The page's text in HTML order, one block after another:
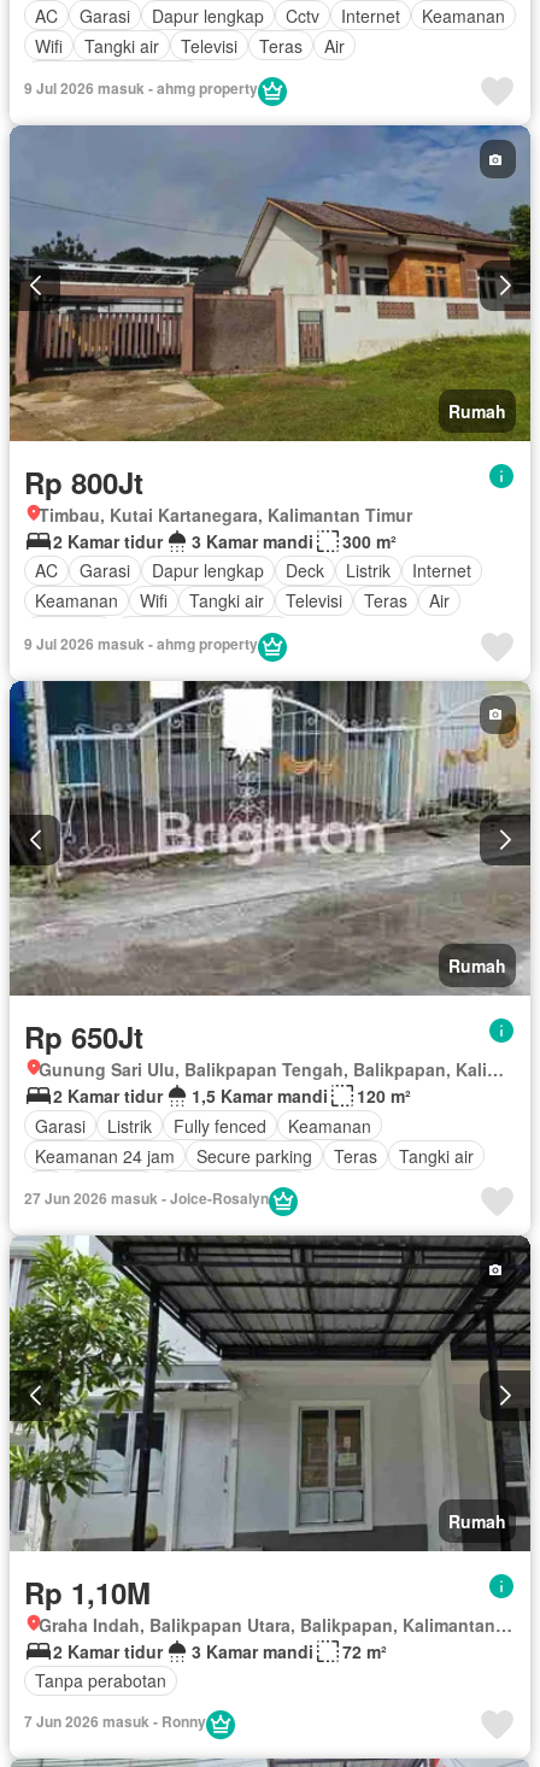
AC
Garasi Dapur lengkap Cctv Internet
Keamanan
Wifi
Tangki air Televisi Teras
Air
9 Jul 2026 masuk - ahmg property
Rumah
Rp 800Jt
Timbau, Kutai Kartanegara, Kalimantan Timur
2 Kamar tidur
3 Kamar mandi
300 m²
AC
Garasi Dapur lengkap Deck Listrik
Internet
Keamanan
Wifi Tangki air Televisi Teras
Air
Sebagian perabotan
9 Jul 2026 masuk - ahmg property
Rumah
Rp 650Jt
Gunung Sari Ulu, Balikpapan Tengah, Balikpapan, Kalimantan Timur
2 Kamar tidur
1,5 Kamar mandi
120 m²
Garasi
Listrik Fully fenced
Keamanan
Keamanan 24 jam
Secure parking Teras
Tangki air
Tanpa perabotan
27 Jun 2026 masuk - Joice-Rosalyn
Rumah
Rp 1,10M
Graha Indah, Balikpapan Utara, Balikpapan, Kalimantan Timur
2 Kamar tidur
3 Kamar mandi
72 m²
Tanpa perabotan
7 Jun 2026 masuk - Ronny